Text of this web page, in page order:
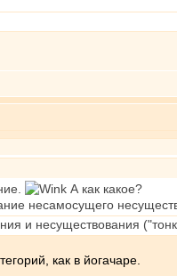
А как какое?
несамосущего
и несуществования
как в йогачаре.